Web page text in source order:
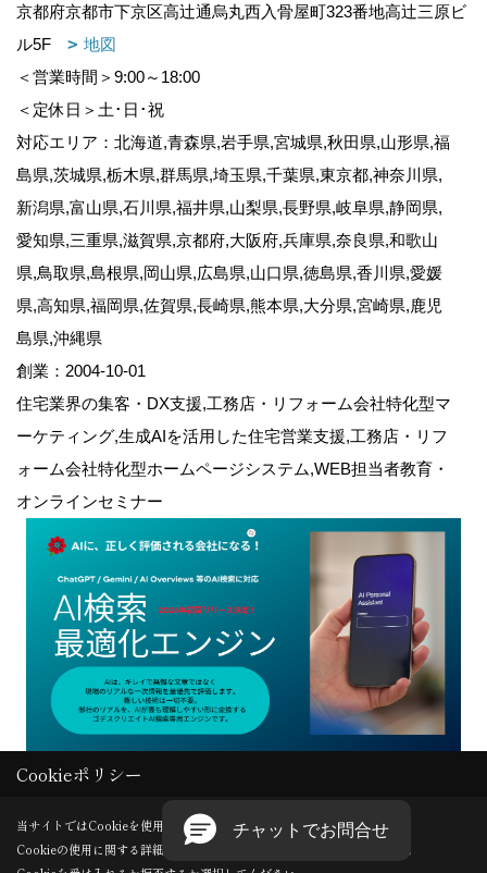
京都府京都市下京区高辻通烏丸西入骨屋町323番地高辻三原ビ
ル5F
地図
＜営業時間＞9:00～18:00
＜定休日＞土･日･祝
対応エリア：北海道,青森県,岩手県,宮城県,秋田県,山形県,福
島県,茨城県,栃木県,群馬県,埼玉県,千葉県,東京都,神奈川県,
新潟県,富山県,石川県,福井県,山梨県,長野県,岐阜県,静岡県,
愛知県,三重県,滋賀県,京都府,大阪府,兵庫県,奈良県,和歌山
県,鳥取県,島根県,岡山県,広島県,山口県,徳島県,香川県,愛媛
県,高知県,福岡県,佐賀県,長崎県,熊本県,大分県,宮崎県,鹿児
島県,沖縄県
創業：2004-10-01
住宅業界の集客・DX支援,工務店・リフォーム会社特化型マ
ーケティング,生成AIを活用した住宅営業支援,工務店・リフ
ォーム会社特化型ホームページシステム,WEB担当者教育・
オンラインセミナー
Copyright (c) GODDESS CREATE. All Rights Reserved.
Produced byゴデスクリエイト
Cookieポリシー
当サイトではCookieを使用します。
Cookieの使用に関する詳細は 「プライバシーポリシー
」をご覧ください。